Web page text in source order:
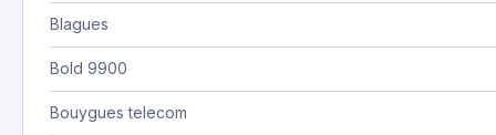
Blagues
Bold 9900
Bouygues telecom